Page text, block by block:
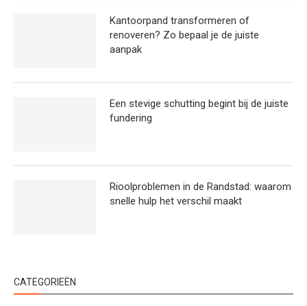
Kantoorpand transformeren of
renoveren? Zo bepaal je de juiste
aanpak
Een stevige schutting begint bij de juiste
fundering
Rioolproblemen in de Randstad: waarom
snelle hulp het verschil maakt
CATEGORIEËN